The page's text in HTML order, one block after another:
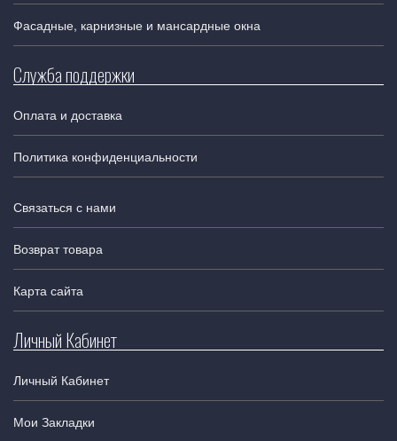
Фасадные, карнизные и мансардные окна
Служба поддержки
Оплата и доставка
Политика конфиденциальности
Связаться с нами
Возврат товара
Карта сайта
Личный Кабинет
Личный Кабинет
Мои Закладки